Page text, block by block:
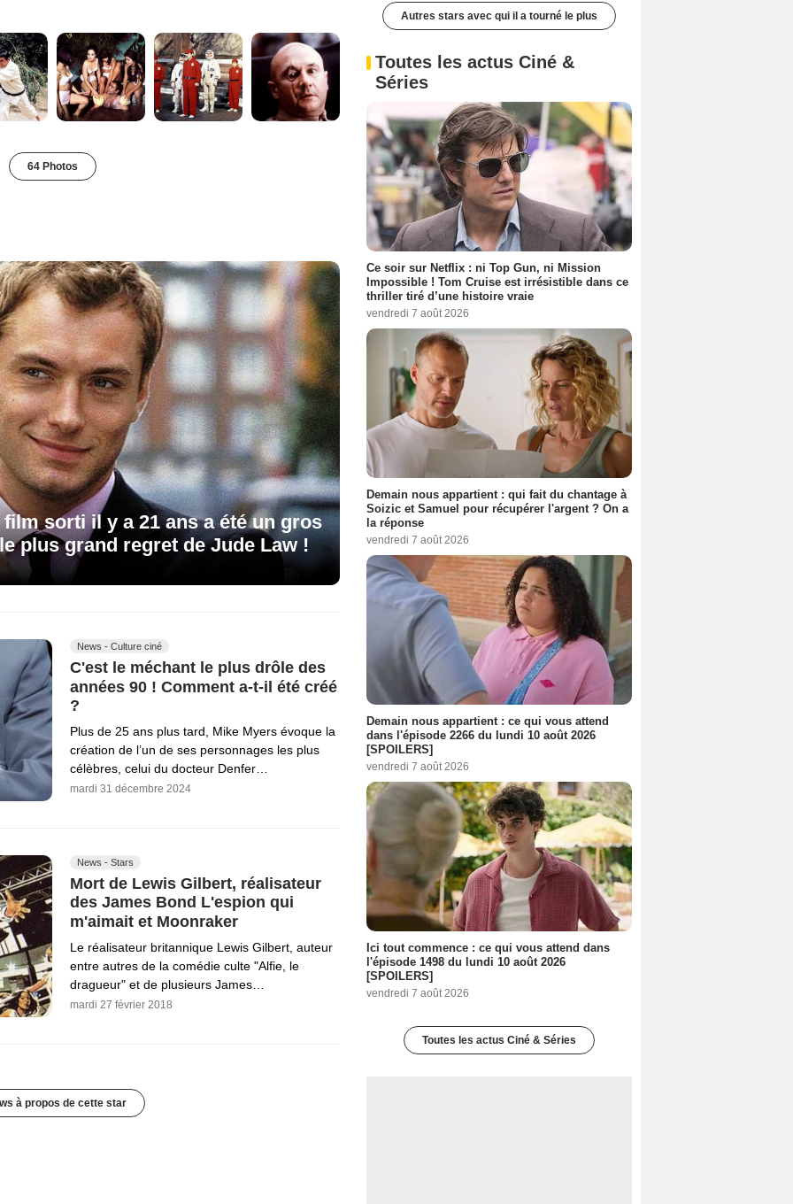
64 Photos
sorti il y a 21 ans a été un gros
plus grand regret de Jude Law !
News - Culture ciné
C'est le méchant le plus drôle des
années 90 ! Comment a-t-il été créé
?
Plus de 25 ans plus tard, Mike Myers évoque la
création de l’un de ses personnages les plus
célèbres, celui du docteur Denfer…
mardi 31 décembre 2024
News - Stars
Mort de Lewis Gilbert, réalisateur
des James Bond L'espion qui
m'aimait et Moonraker
Le réalisateur britannique Lewis Gilbert, auteur
entre autres de la comédie culte "Alfie, le
dragueur" et de plusieurs James…
mardi 27 février 2018
à propos de cette star
Autres stars avec qui il a tourné le plus
Toutes les actus Ciné &
Séries
Ce soir sur Netflix : ni Top Gun, ni Mission
Impossible ! Tom Cruise est irrésistible dans ce
thriller tiré d’une histoire vraie
vendredi 7 août 2026
Demain nous appartient : qui fait du chantage à
Soizic et Samuel pour récupérer l'argent ? On a
la réponse
vendredi 7 août 2026
Demain nous appartient : ce qui vous attend
dans l'épisode 2266 du lundi 10 août 2026
[SPOILERS]
vendredi 7 août 2026
Ici tout commence : ce qui vous attend dans
l'épisode 1498 du lundi 10 août 2026
[SPOILERS]
vendredi 7 août 2026
Toutes les actus Ciné & Séries